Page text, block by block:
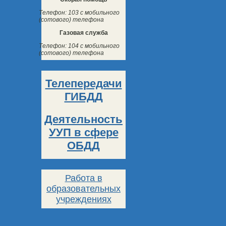
Телефон: 103 с мобильного
(сотового) телефона
Газовая служба
Телефон: 104 с мобильного
(сотового) телефона
Телепередачи
ГИБДД
Деятельность
УУП в сфере
ОБДД
Работа в
образовательных
учреждениях